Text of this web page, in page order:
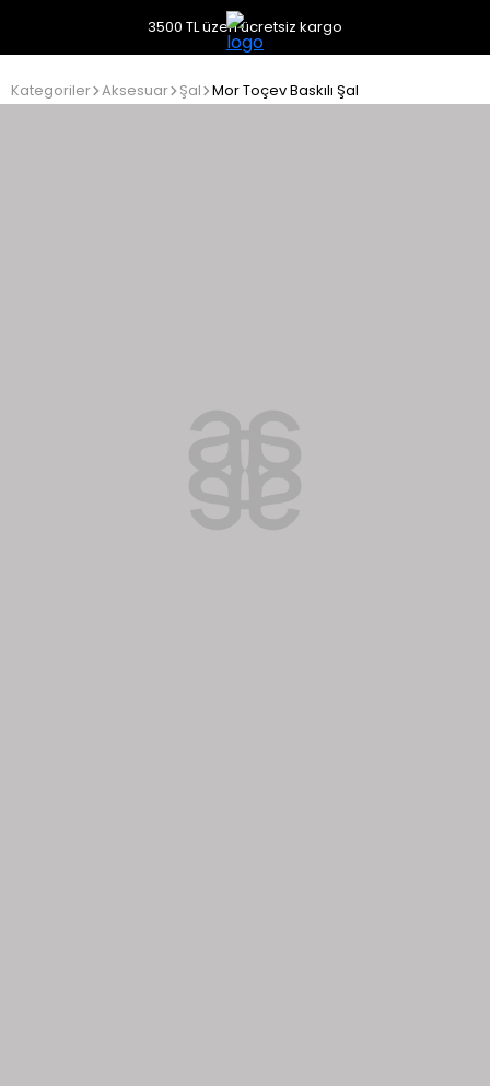
3500 TL üzeri ücretsiz kargo
Kategoriler Aksesuar Şal Mor Toçev Baskılı Şal